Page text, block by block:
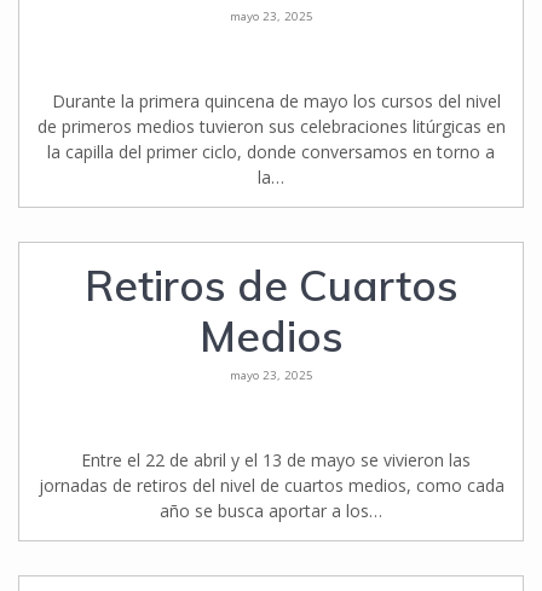
mayo 23, 2025
Durante la primera quincena de mayo los cursos del nivel
de primeros medios tuvieron sus celebraciones litúrgicas en
la capilla del primer ciclo, donde conversamos en torno a
la…
Retiros de Cuartos
Medios
mayo 23, 2025
Entre el 22 de abril y el 13 de mayo se vivieron las
jornadas de retiros del nivel de cuartos medios, como cada
año se busca aportar a los…